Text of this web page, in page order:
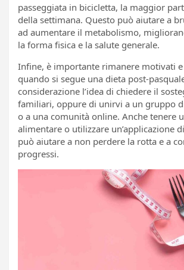
passeggiata in bicicletta, la maggior
della settimana. Questo può aiutare a
ad aumentare il metabolismo,
la forma fisica e la salute generale.
Infine, è importante rimanere motivati
quando si segue una dieta post-
considerazione l’idea di chiedere il
familiari, oppure di unirvi a un gruppo
o a una comunità online. Anche tenere
alimentare o utilizzare un’applicazione
può aiutare a non perdere la rotta e a
progressi.